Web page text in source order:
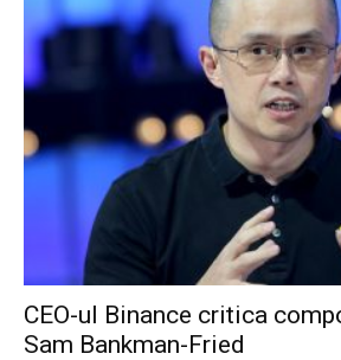
CEO-ul Binance critica
Sam Bankman-Fried